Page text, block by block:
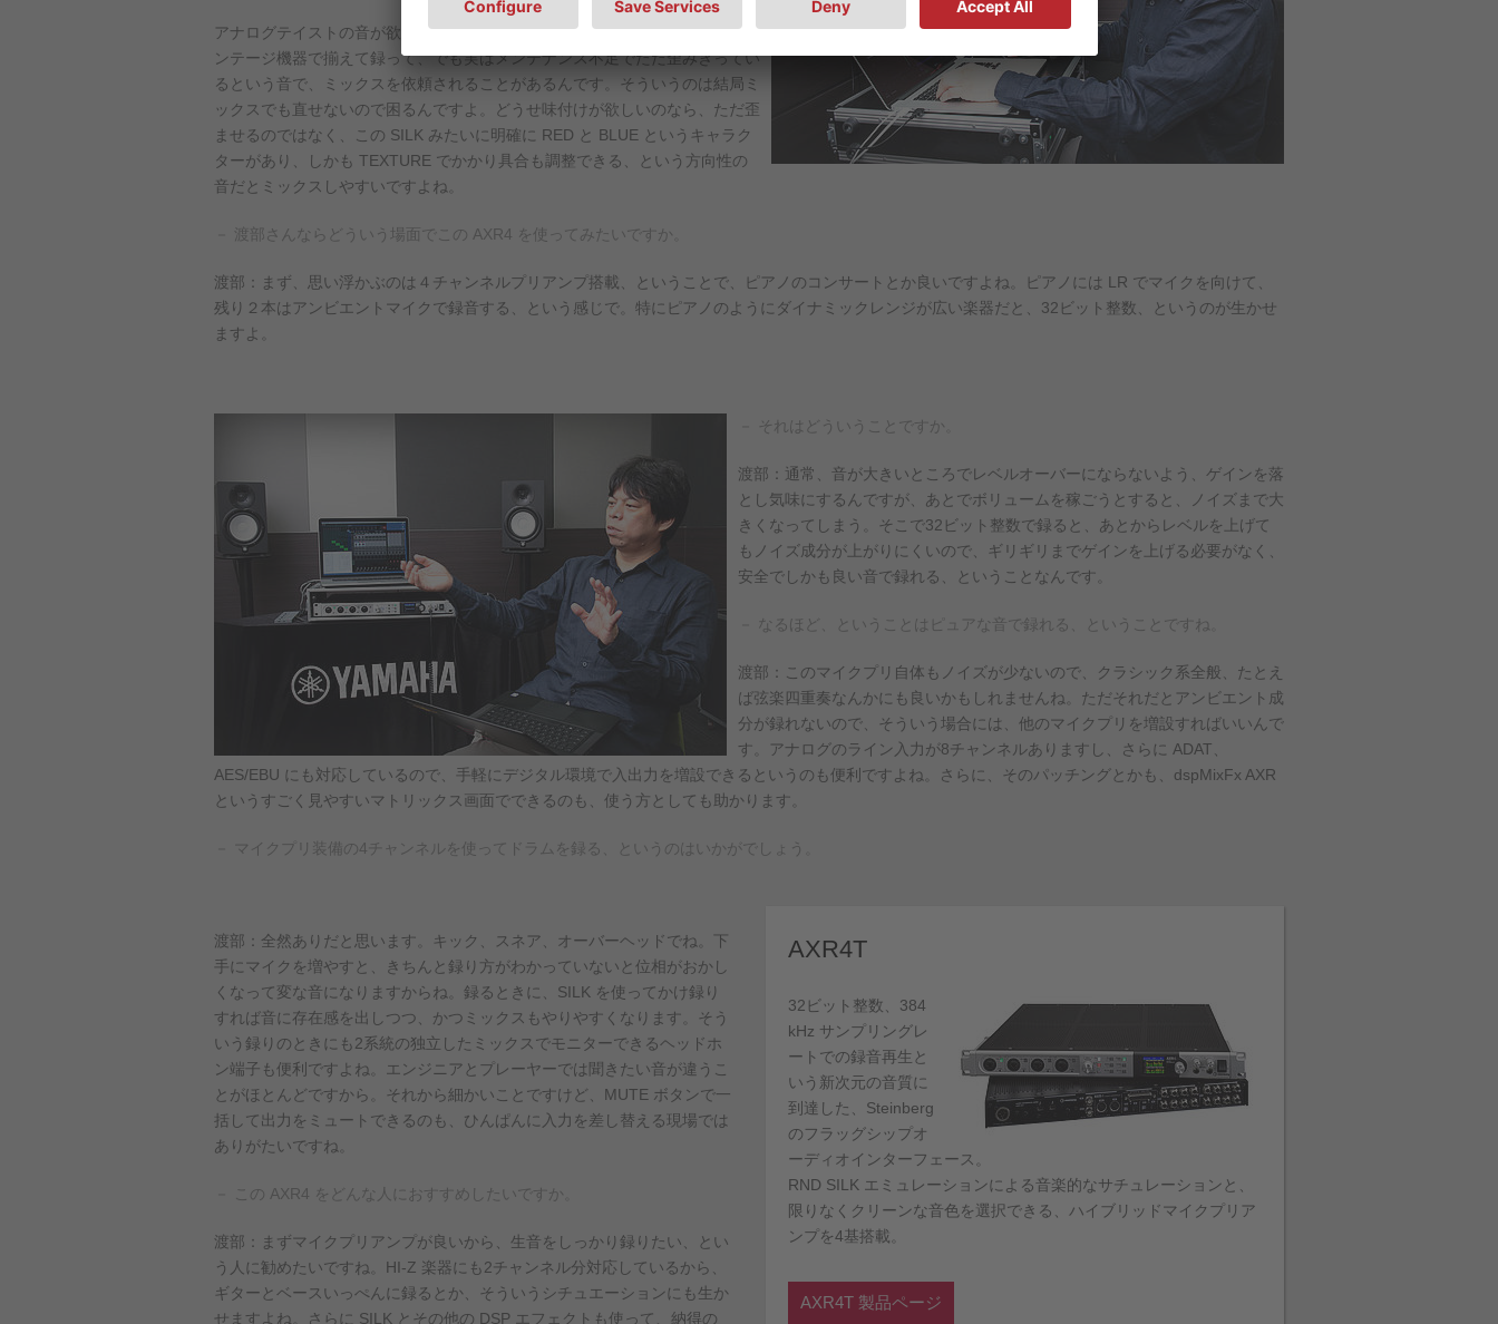
アナログテイストの音が欲しくて、マイクからプリアンプ、コンプをすべてビ
ンテージ機器で揃えて録って、でも実はメンテナンス不足でただ歪みきってい
るという音で、ミックスを依頼されることがあるんです。そういうのは結局ミ
ックスでも直せないので困るんですよ。どうせ味付けが欲しいのなら、ただ歪
ませるのではなく、この SILK みたいに明確に RED と BLUE というキャラク
ターがあり、しかも TEXTURE でかかり具合も調整できる、という方向性の
音だとミックスしやすいですよね。
－ 渡部さんならどういう場面でこの AXR4 を使ってみたいですか。
渡部：まず、思い浮かぶのは４チャンネルプリアンプ搭載、ということで、ピアノのコンサートとか良いですよね。ピアノには LR でマイクを向けて、
残り２本はアンビエントマイクで録音する、という感じで。特にピアノのようにダイナミックレンジが広い楽器だと、32ビット整数、というのが生かせ
ますよ。
－ それはどういうことですか。
渡部：通常、音が大きいところでレベルオーバーにならないよう、ゲインを落
とし気味にするんですが、あとでボリュームを稼ごうとすると、ノイズまで大
きくなってしまう。そこで32ビット整数で録ると、あとからレベルを上げて
もノイズ成分が上がりにくいので、ギリギリまでゲインを上げる必要がなく、
安全でしかも良い音で録れる、ということなんです。
－ なるほど、ということはピュアな音で録れる、ということですね。
渡部：このマイクプリ自体もノイズが少ないので、クラシック系全般、たとえ
ば弦楽四重奏なんかにも良いかもしれませんね。ただそれだとアンビエント成
分が録れないので、そういう場合には、他のマイクプリを増設すればいいんで
す。アナログのライン入力が8チャンネルありますし、さらに ADAT、
AES/EBU にも対応しているので、手軽にデジタル環境で入出力を増設できるというのも便利ですよね。さらに、そのパッチングとかも、dspMixFx AXR
というすごく見やすいマトリックス画面でできるのも、使う方としても助かります。
－ マイクプリ装備の4チャンネルを使ってドラムを録る、というのはいかがでしょう。
渡部：全然ありだと思います。キック、スネア、オーバーヘッドでね。下
手にマイクを増やすと、きちんと録り方がわかっていないと位相がおかし
くなって変な音になりますからね。録るときに、SILK を使ってかけ録り
すれば音に存在感を出しつつ、かつミックスもやりやすくなります。そう
いう録りのときにも2系統の独立したミックスでモニターできるヘッドホ
ン端子も便利ですよね。エンジニアとプレーヤーでは聞きたい音が違うこ
とがほとんどですから。それから細かいことですけど、MUTE ボタンで一
括して出力をミュートできるのも、ひんぱんに入力を差し替える現場では
ありがたいですね。
－ この AXR4 をどんな人におすすめしたいですか。
渡部：まずマイクプリアンプが良いから、生音をしっかり録りたい、とい
う人に勧めたいですね。HI-Z 楽器にも2チャンネル分対応しているから、
ギターとベースいっぺんに録るとか、そういうシチュエーションにも生か
せますよね。さらに SILK とその他の DSP エフェクトも使って、納得の
AXR4T
32ビット整数、384
kHz サンプリングレ
ートでの録音再生と
いう新次元の音質に
到達した、Steinberg
のフラッグシップオ
ーディオインターフェース。
RND SILK エミュレーションによる音楽的なサチュレーションと、
限りなくクリーンな音色を選択できる、ハイブリッドマイクプリア
ンプを4基搭載。
AXR4T 製品ページ